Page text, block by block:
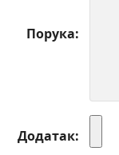
Порука
Додатак